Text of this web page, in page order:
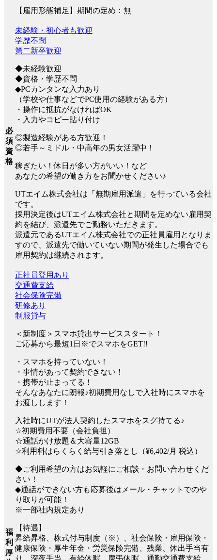
【雇用形態補足】期間の定め：無
必
須
資
格
未経験・初心者も歓迎
学歴不問
第二新卒歓迎
◆未経験歓迎
◆資格・学歴不問
◆PCカンタンな入力あり
（学校や仕事などでPC使用の経験がある方）
・操作に抵抗がなければOK
・入力やコピー貼り付け
◎製造経験がある方歓迎！
◎若手～ミドル・中高年の男女活躍中！
稼ぎたい！休日が多い方がいい！など
あなたの希望の働き方をお聞かせください♪
UTエイム株式会社は「無期雇用派遣」を行っている会社
です。
採用決定後はUTエイム株式会社と期間を定めない雇用契
約を結び、派遣先でご勤務いただきます。
派遣元であるUTエイム株式会社での正社員雇用となりま
すので、派遣先で働いていない期間が発生した場合でも
雇用契約は継続されます。
福
利
厚
正社員登用あり
交通費支給
社会保険完備
研修あり
制服貸与
＜新制度＞スマホ貸出サービススタート！
ご応募から最短1日※でスマホをGET!!
・スマホを持っていない！
・事情があって契約できない！
・携帯が止まってる！
そんなあなたに朗報♪初期費用なしで入社時にスマホを
お渡しします！
入社時にUTが法人契約したスマホをスグ持てる♪
☆初期費用不要（会社負担）
☆通話かけ放題＆大容量12GB
☆利用料はらくらく給与引き落とし（¥6,402/月 税込）
◆ご利用希望の方はお気軽にご相談・お問い合わせくだ
さい！
◆通話ができない方も応募後はメール・チャットでのや
り取りが可能！
※一部社内規定あり
【待遇】
昇給昇格、株式付与制度（※）、社会保険・雇用保険・
健康保険・厚生年金・労災保険完備、残業、休出手当有
り、深夜手当、有給休暇、慶弔休暇、通勤交通費支給、